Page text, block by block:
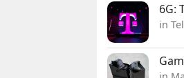
6G:
in